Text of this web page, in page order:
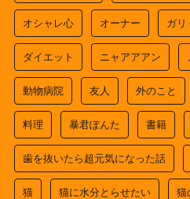
オシャレ心 オーナー ガリ
ダイエット ニャアアアン
動物病院 友人 外のこと
料理 暴君ぽんた 書籍
歯を抜いたら超元気になった話
猫 猫に水分とらせたい 猫